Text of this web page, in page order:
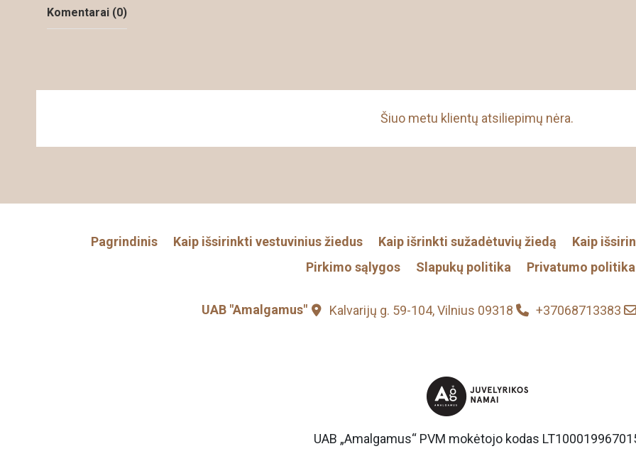
Komentarai (0)
Šiuo metu klientų atsiliepimų nėra.
Pagrindinis Kaip išsirinkti vestuvinius žiedus Kaip išrinkti sužadėtuvių žiedą
Kaip
Pirkimo sąlygos
Slapukų politika Privatumo politika
UAB "Amalgamus" Kalvarijų g. 59-104, Vilnius 09318 +37068713383
UAB „Amalgamus“ PVM mokėtojo kodas